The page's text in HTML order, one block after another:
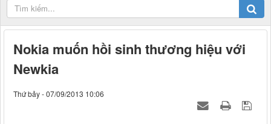
Nokia muốn hồi sinh thương hiệu với
Newkia
Thứ bảy - 07/09/2013 10:06